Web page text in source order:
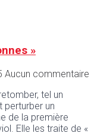
»
Aucun commentaire
tel un
perturber un
de la première
Elle les traite de «